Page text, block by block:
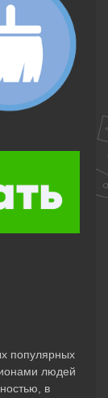
популярных
людей
в